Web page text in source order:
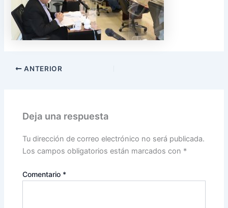
ANTERIOR
Deja una respuesta
Tu dirección de correo electrónico no será publicada.
Los campos obligatorios están marcados con *
Comentario *